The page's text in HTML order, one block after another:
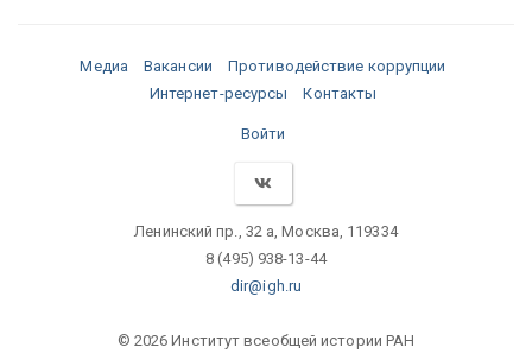
Медиа Вакансии
Противодействие коррупции
Интернет-ресурсы
Контакты
Войти
Ленинский пр., 32 а, Москва, 119334
8 (495) 938-13-44
dir@igh.ru
© 2026 Институт всеобщей истории РАН